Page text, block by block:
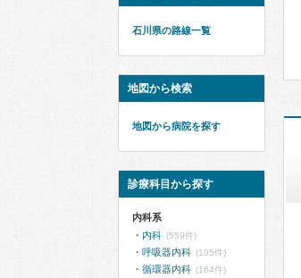
石川県の路線一覧
地図から検索
地図から病院を探す
診療科目から探す
内科系
内科 (559件)
呼吸器内科 (105件)
循環器内科 (164件)